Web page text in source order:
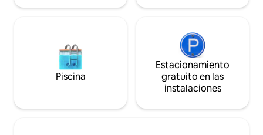
es una calle tranquila.
Piscina
Estacionamiento
gratuito en las
instalaciones